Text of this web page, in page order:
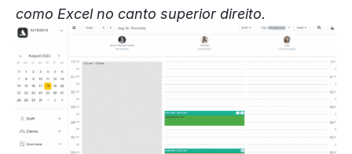
como Excel no canto superior direito.